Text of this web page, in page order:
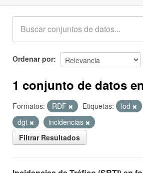
Ordenar por
1 conjunto de datos
Formatos: RDF Etiquetas: lod
dgt
incidencias
Filtrar Resultados